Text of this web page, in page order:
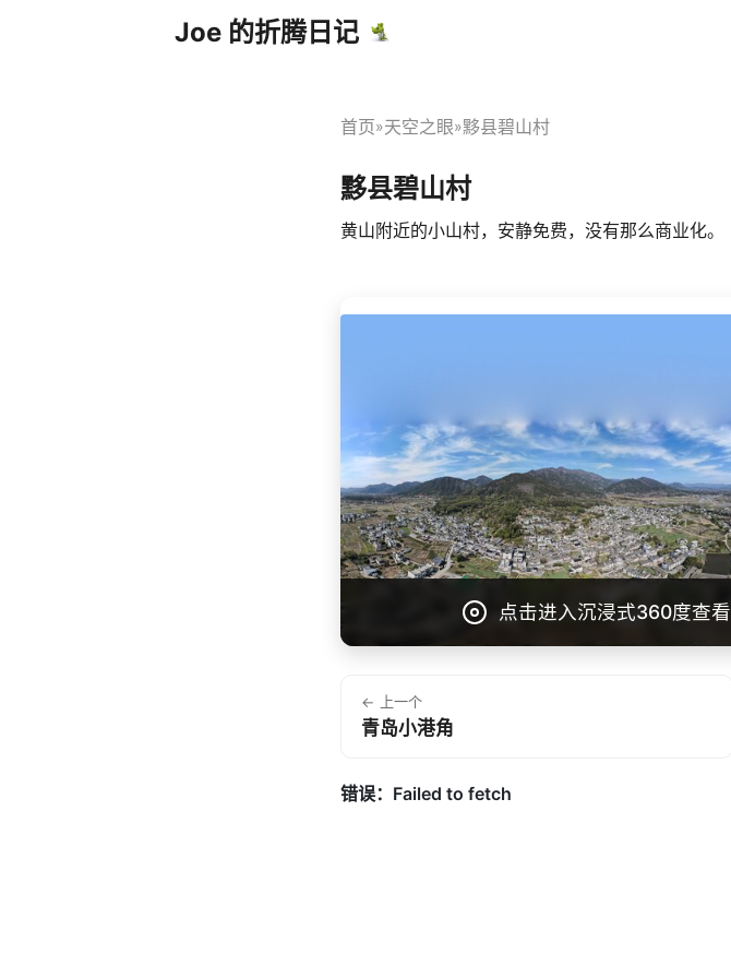
Joe 的折腾日记
首页»天空之眼»黟县碧山村
黟县碧山村
黄山附近的小山村，安静免费，没有那么商业化。
点击进入沉浸式360度查看
← 上一个
青岛小港角